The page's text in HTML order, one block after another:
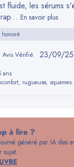
fluide, les sérums
En savoir plus
honoré
Avis Vérifié
Date
23/09/25
ans
rugueuse,
à lire ?
généré par IA des
sujet.